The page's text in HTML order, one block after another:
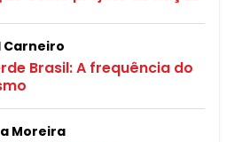
Carneiro
Brasil: A frequência do
Moreira